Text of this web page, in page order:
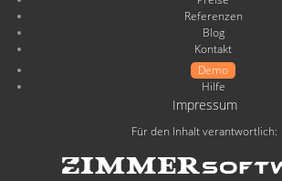
Referenzen
Blog
Kontakt
Demo
Hilfe
Impressum
Für den Inhalt verantwortlich: